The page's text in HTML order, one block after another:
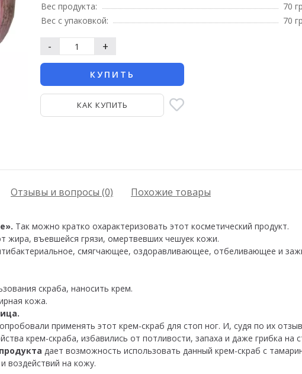
Вес продукта:
70
Вес с упаковкой:
70
- +
КУПИТЬ
КАК КУПИТЬ
Отзывы и вопросы (0) Похожие товары
Так можно кратко охарактеризовать этот косметический продукт.
жира, въевшейся грязи, омертвевших чешуек кожи.
смягчающее, оздоравливающее, отбеливающее и
скраба, наносить крем.
кожа.
применять этот крем-скраб для стоп ног. И, судя по их
крем-скраба, избавились от потливости, запаха и даже грибка на
дает возможность использовать данный крем-скраб с
воздействий на кожу.